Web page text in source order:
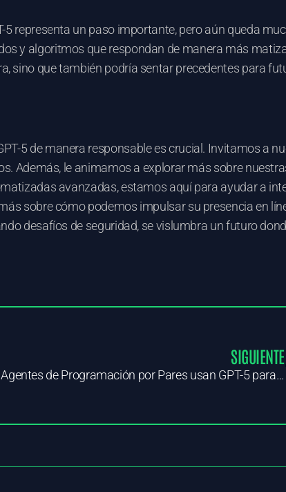
representa un paso importante, pero aún queda
y algoritmos que respondan de manera más
sino que también podría sentar precedentes para
5 de manera responsable es crucial. Invitamos a
Además, le animamos a explorar más sobre
avanzadas, estamos aquí para ayudar a
sobre cómo podemos impulsar su presencia en
desafíos de seguridad, se vislumbra un futuro
SIGUIENTE
Cómo los Agentes de Programación por Pares usan GPT-5 para revolucionar el desarrollo de software